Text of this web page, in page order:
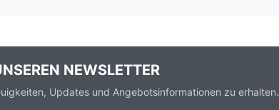
NEWSLETTER
Updates und Angebotsinformationen zu erhalten.